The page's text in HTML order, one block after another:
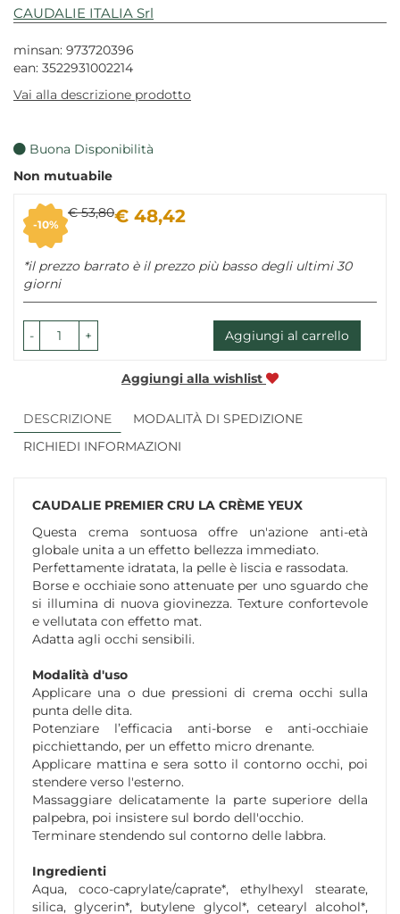
CAUDALIE ITALIA Srl
minsan: 973720396
ean: 3522931002214
Vai alla descrizione prodotto
Buona Disponibilità
Non mutuabile
Sconto
del10%
€ 53,80Prezzo
€ 48,42
*il prezzo barrato è il prezzo più basso degli ultimi 30
giorni
- + Aggiungi al carrello
Aggiungi alla wishlist
DESCRIZIONE
MODALITÀ DI SPEDIZIONE
RICHIEDI INFORMAZIONI
CAUDALIE PREMIER CRU LA CRÈME YEUX
Questa crema sontuosa offre un'azione anti-età
globale unita a un effetto bellezza immediato.
Perfettamente idratata, la pelle è liscia e rassodata.
Borse e occhiaie sono attenuate per uno sguardo che
si illumina di nuova giovinezza. Texture confortevole
e vellutata con effetto mat.
Adatta agli occhi sensibili.
Modalità d'uso
Applicare una o due pressioni di crema occhi sulla
punta delle dita.
Potenziare l’efficacia anti-borse e anti-occhiaie
picchiettando, per un effetto micro drenante.
Applicare mattina e sera sotto il contorno occhi, poi
stendere verso l'esterno.
Massaggiare delicatamente la parte superiore della
palpebra, poi insistere sul bordo dell'occhio.
Terminare stendendo sul contorno delle labbra.
Ingredienti
Aqua, coco-caprylate/caprate*, ethylhexyl stearate,
silica, glycerin*, butylene glycol*, cetearyl alcohol*,